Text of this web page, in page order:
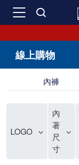
線上購物
內褲
LOGO
內
著
尺
寸